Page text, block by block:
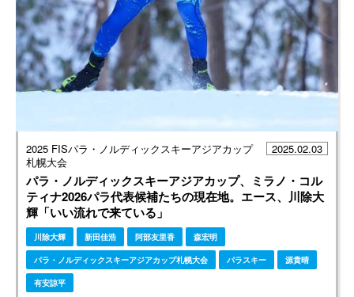
2025 FISパラ・ノルディックスキーアジアカップ
札幌大会
2025.02.03
パラ・ノルディックスキーアジアカップ、ミラノ・コル
ティナ2026パラ代表候補たちの現在地。エース、川除大
輝「いい流れで来ている」
川除大輝 新田佳浩 阿部友里香 森宏明
パラ・ノルディックスキーアジアカップ札幌大会 パラスキー 源貴晴
有安諒平